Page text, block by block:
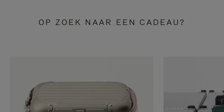
OP ZOEK NAAR EEN CADEAU?